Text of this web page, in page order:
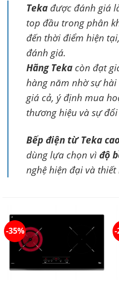
Teka được đánh giá
top đầu trong phân
đến thời điểm hiện
đánh giá.
Hãng Teka còn đạt
hàng năm nhờ sự
giá cả, ý định mua
thương hiệu và sự
Bếp điện từ Teka
dùng lựa chọn vìđộ
nghệ hiện đại và thiết
-35% -